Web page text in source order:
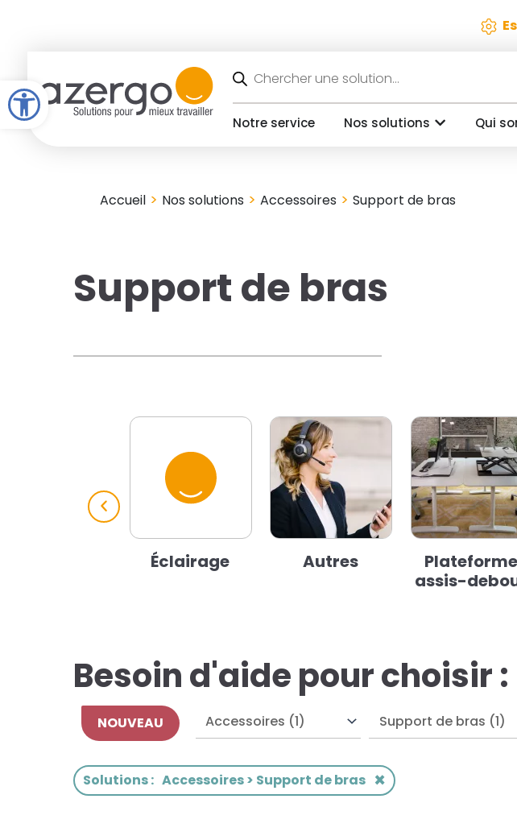
Open toolbar de
produits
Notre service Nos solutions Qui
Accueil > Nos solutions >Accessoires >Support de bras
Support de bras
Éclairage Autres
Plateforme
assis-
Besoin d'aide pour choisir :
NOUVEAU
Solutions: Accessoires > Support de bras ×